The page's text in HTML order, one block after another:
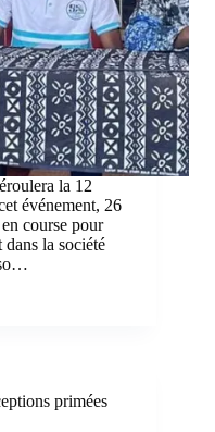
la 12
événement, 26
course pour
dans la société
primées